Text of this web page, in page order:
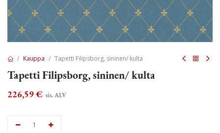
Kauppa Tapetti Filipsborg, sininen/ kulta
Tapetti Filipsborg, sininen/ kulta
226,59€ sis. ALV